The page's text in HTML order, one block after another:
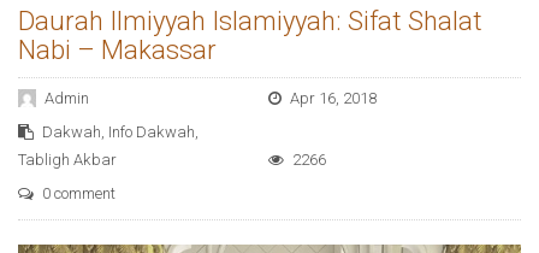
Daurah Ilmiyyah Islamiyyah: Sifat Shalat
Nabi – Makassar
Admin
Apr 16, 2018
Dakwah, Info Dakwah,
Tabligh Akbar
2266
0 comment